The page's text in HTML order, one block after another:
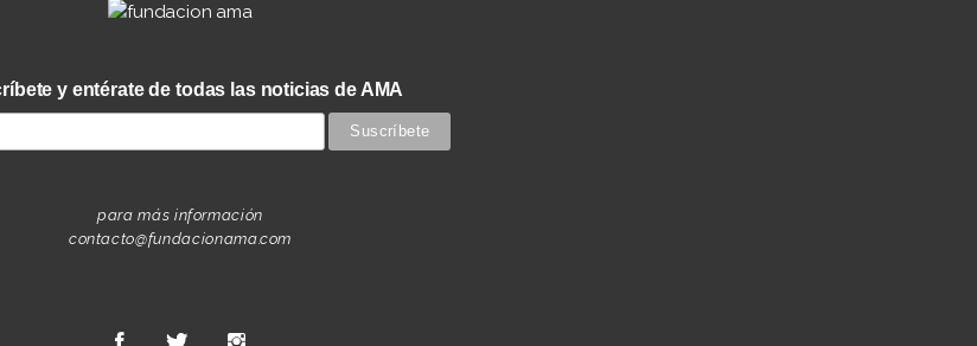
y entérate de todas las noticias de AMA
para más información
contacto@fundacionama.com